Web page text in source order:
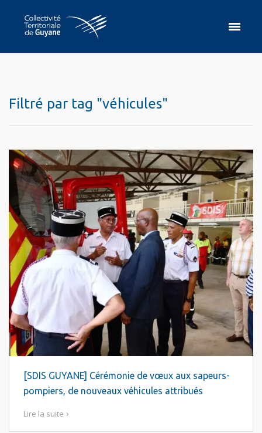
Filtré par tag "véhicules"
[SDIS GUYANE] Cérémonie de vœux aux sapeurs-
pompiers, de nouveaux véhicules attribués
Lire la suite